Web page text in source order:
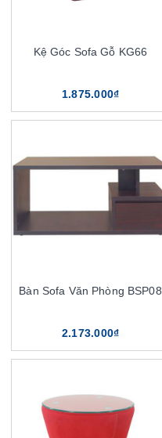
Kệ Góc Sofa Gỗ KG66
1.875.000₫
Bàn Sofa Văn Phòng BSP08
2.173.000₫